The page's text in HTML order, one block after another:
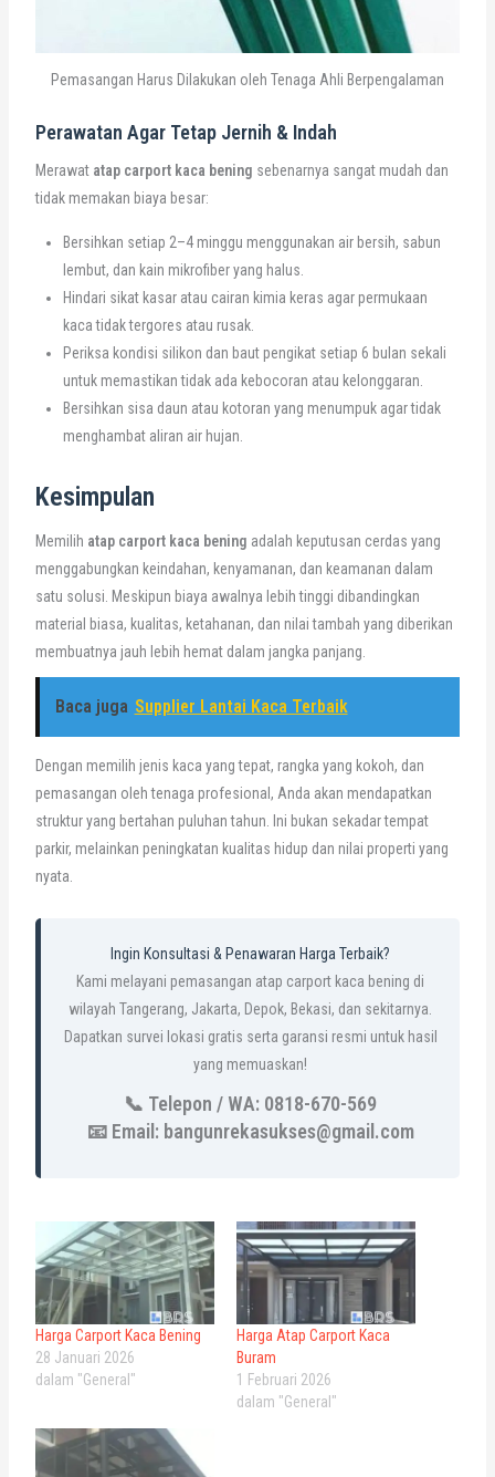
Pemasangan Harus Dilakukan oleh Tenaga Ahli Berpengalaman
Perawatan Agar Tetap Jernih & Indah
Merawat atap carport kaca bening sebenarnya sangat mudah dan
tidak memakan biaya besar:
Bersihkan setiap 2–4 minggu menggunakan air bersih, sabun
lembut, dan kain mikrofiber yang halus.
Hindari sikat kasar atau cairan kimia keras agar permukaan
kaca tidak tergores atau rusak.
Periksa kondisi silikon dan baut pengikat setiap 6 bulan sekali
untuk memastikan tidak ada kebocoran atau kelonggaran.
Bersihkan sisa daun atau kotoran yang menumpuk agar tidak
menghambat aliran air hujan.
Kesimpulan
Memilih atap carport kaca bening adalah keputusan cerdas yang
menggabungkan keindahan, kenyamanan, dan keamanan dalam
satu solusi. Meskipun biaya awalnya lebih tinggi dibandingkan
material biasa, kualitas, ketahanan, dan nilai tambah yang diberikan
membuatnya jauh lebih hemat dalam jangka panjang.
Baca juga Supplier Lantai Kaca Terbaik
Dengan memilih jenis kaca yang tepat, rangka yang kokoh, dan
pemasangan oleh tenaga profesional, Anda akan mendapatkan
struktur yang bertahan puluhan tahun. Ini bukan sekadar tempat
parkir, melainkan peningkatan kualitas hidup dan nilai properti yang
nyata.
Ingin Konsultasi & Penawaran Harga Terbaik?
Kami melayani pemasangan atap carport kaca bening di
wilayah Tangerang, Jakarta, Depok, Bekasi, dan sekitarnya.
Dapatkan survei lokasi gratis serta garansi resmi untuk hasil
yang memuaskan!
📞 Telepon / WA: 0818-670-569
📧 Email: bangunrekasukses@gmail.com
Harga Carport Kaca Bening
28 Januari 2026
dalam "General"
Harga Atap Carport Kaca
Buram
1 Februari 2026
dalam "General"